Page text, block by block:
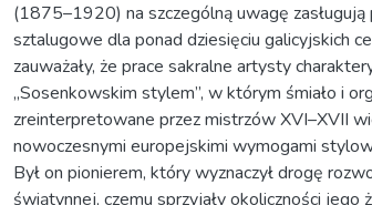
(1875–1920) na szczególną uwagę zasługują
sztalugowe dla ponad dziesięciu galicyjskich
zauważały, że prace sakralne artysty
„Sosenkowskim stylem”, w którym śmiało i
zreinterpretowane przez mistrzów XVI–XVII
nowoczesnymi europejskimi wymogami
Był on pionierem, który wyznaczył drogę
świątynnej, czemu sprzyjały okoliczności jego